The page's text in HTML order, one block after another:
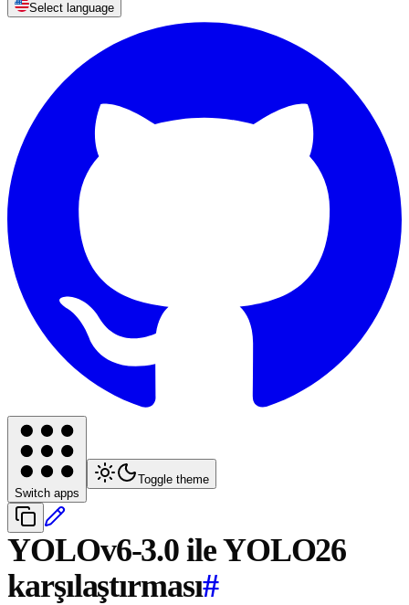
Select language
Switch apps
Toggle theme
YOLOv6-3.0 ile YOLO26
karşılaştırması#